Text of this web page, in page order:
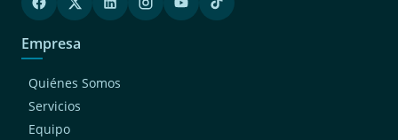
Empresa
Quiénes Somos
Servicios
Equipo